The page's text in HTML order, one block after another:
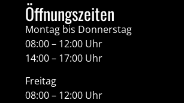
Öffnungszeiten
Montag bis Donnerstag
08:00 – 12:00 Uhr
14:00 – 17:00 Uhr
Freitag
08:00 – 12:00 Uhr